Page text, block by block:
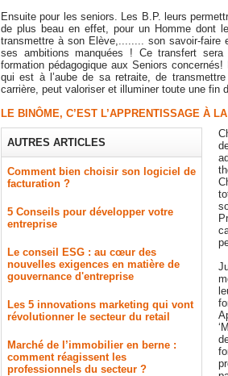
Ensuite pour les seniors. Les B.P. leurs
de plus beau en effet, pour un Homme dont
transmettre à son Elève,........ son savoir-
ses ambitions manquées ! Ce transfert
formation pédagogique aux Seniors
qui est à l’aube de sa retraite, de
carrière, peut valoriser et illuminer toute une fin
LE BINÔME, C’EST L’APPRENTISSAGE À
AUTRES ARTICLES
Comment bien choisir son logiciel de
facturation ?
5 Conseils pour développer votre
entreprise
Le conseil ESG : au cœur des
nouvelles exigences en matière de
gouvernance d'entreprise
Les 5 innovations marketing qui vont
révolutionner le secteur du retail
Marché de l’immobilier en berne :
comment réagissent les
professionnels du secteur ?